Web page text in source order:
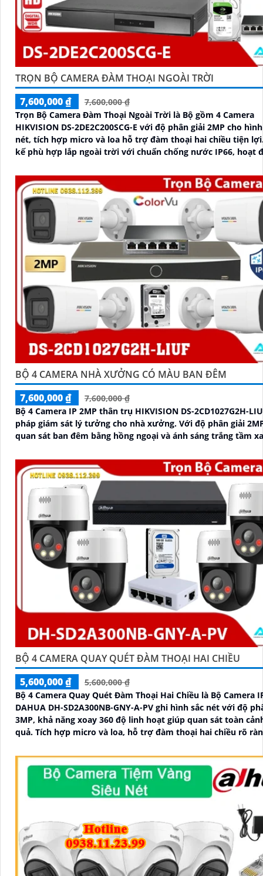
TRỌN BỘ CAMERA ĐÀM THOẠI NGOÀI TRỜI
7,600,000 ₫
7,600,000 ₫
Trọn Bộ Camera Đàm Thoại Ngoài Trời là Bộ gồm 4 Camera
HIKVISION DS-2DE2C200SCG-E với độ phân giải 2MP cho
nét, tích hợp micro và loa hỗ trợ đàm thoại hai chiều tiện lợi.
kế phù hợp lắp ngoài trời với chuẩn chống nước IP66, hoạt
BỘ 4 CAMERA NHÀ XƯỞNG CÓ MÀU BAN ĐÊM
7,600,000 ₫
7,600,000 ₫
Bộ 4 Camera IP 2MP thân trụ HIKVISION DS-2CD1027G2H-
pháp giám sát lý tưởng cho nhà xưởng. Với độ phân giải 2MP, hỗ trợ
quan sát ban đêm bằng hồng ngoại và ánh sáng trắng tầm
BỘ 4 CAMERA QUAY QUÉT ĐÀM THOẠI HAI CHIỀU
5,600,000 ₫
5,600,000 ₫
Bộ 4 Camera Quay Quét Đàm Thoại Hai Chiều là Bộ Camera
DAHUA DH-SD2A300NB-GNY-A-PV ghi hình sắc nét với độ
3MP, khả năng xoay 360 độ linh hoạt giúp quan sát toàn
quả. Tích hợp micro và loa, hỗ trợ đàm thoại hai chiều rõ